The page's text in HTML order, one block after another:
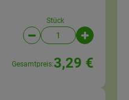
Stück
Artikelanzahl
Gesamtpreis:3,29 €